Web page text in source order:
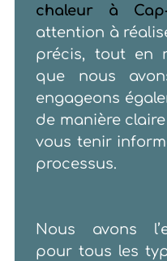
chaleur à Cap-
attention à
précis, tout en
que nous
engageons
de manière
vous tenir
processus.
Nous avons
pour tous les